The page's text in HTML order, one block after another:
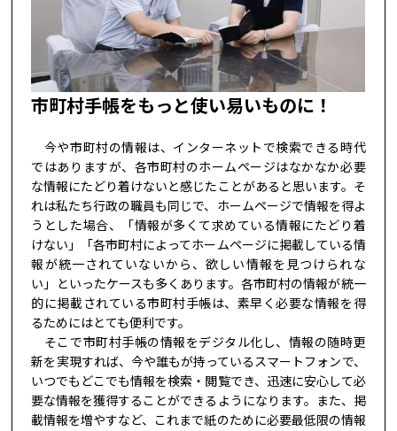
市町村手帳をもっと使い易いものに！
今や市町村の情報は、インターネットで検索できる時代
ではありますが、各市町村のホームページはなかなか必要
な情報にたどり着けないと感じたことがあると思います。そ
れは私たち行政の職員も同じで、ホームページで情報を得よ
うとした場合、「情報が多くて求めている情報にたどり着
けない」「各市町村によってホームページに掲載している情
報が統一されていないから、欲しい情報を見つけられな
い」といったケースも多くあります。各市町村の情報が統一
的に掲載されている市町村手帳は、素早く必要な情報を得
るためにはとても便利です。
そこで市町村手帳の情報をデジタル化し、情報の随時更
新を実現すれば、今や誰もが持っているスマートフォンで、
いつでもどこでも情報を検索・閲覧でき、迅速に安心して必
要な情報を獲得することができるようになります。また、掲
載情報を増やすなど、これまで紙のために必要最低限の情報